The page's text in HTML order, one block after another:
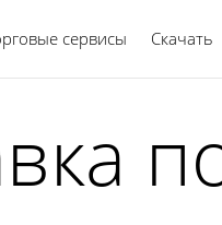
сервисы Скачать